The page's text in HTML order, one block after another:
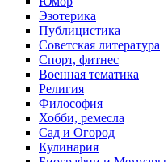
Эзотерика
Публицистика
Советская литература
Спорт, фитнес
Военная тематика
Религия
Философия
Хобби, ремесла
Сад и Огород
Кулинария